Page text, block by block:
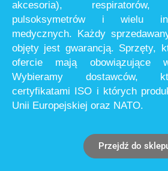
akcesoria), respiratorów,
pulsoksymetrów i wielu
medycznych. Każdy
objęty jest gwarancją. Sprzęty,
ofercie mają obowiązujące
Wybieramy dostawców,
certyfikatami ISO i których
Unii Europejskiej oraz NATO.
Przejdź do